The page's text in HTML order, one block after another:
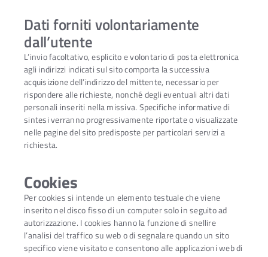
Dati forniti volontariamente
dall’utente
L’invio facoltativo, esplicito e volontario di posta elettronica
agli indirizzi indicati sul sito comporta la successiva
acquisizione dell’indirizzo del mittente, necessario per
rispondere alle richieste, nonché degli eventuali altri dati
personali inseriti nella missiva. Specifiche informative di
sintesi verranno progressivamente riportate o visualizzate
nelle pagine del sito predisposte per particolari servizi a
richiesta.
Cookies
Per cookies si intende un elemento testuale che viene
inserito nel disco fisso di un computer solo in seguito ad
autorizzazione. I cookies hanno la funzione di snellire
l’analisi del traffico su web o di segnalare quando un sito
specifico viene visitato e consentono alle applicazioni web di